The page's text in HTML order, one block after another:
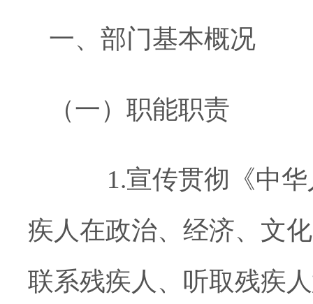
一、部门基本概况
（一）职能职责
1.宣传贯彻《中
疾人在政治、经济、文
联系残疾人、听取残疾